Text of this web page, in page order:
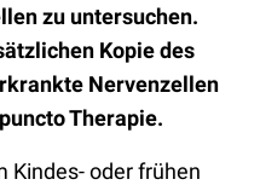
zu untersuchen.
Kopie des
Nervenzellen
Therapie.
Kindes- oder frühen